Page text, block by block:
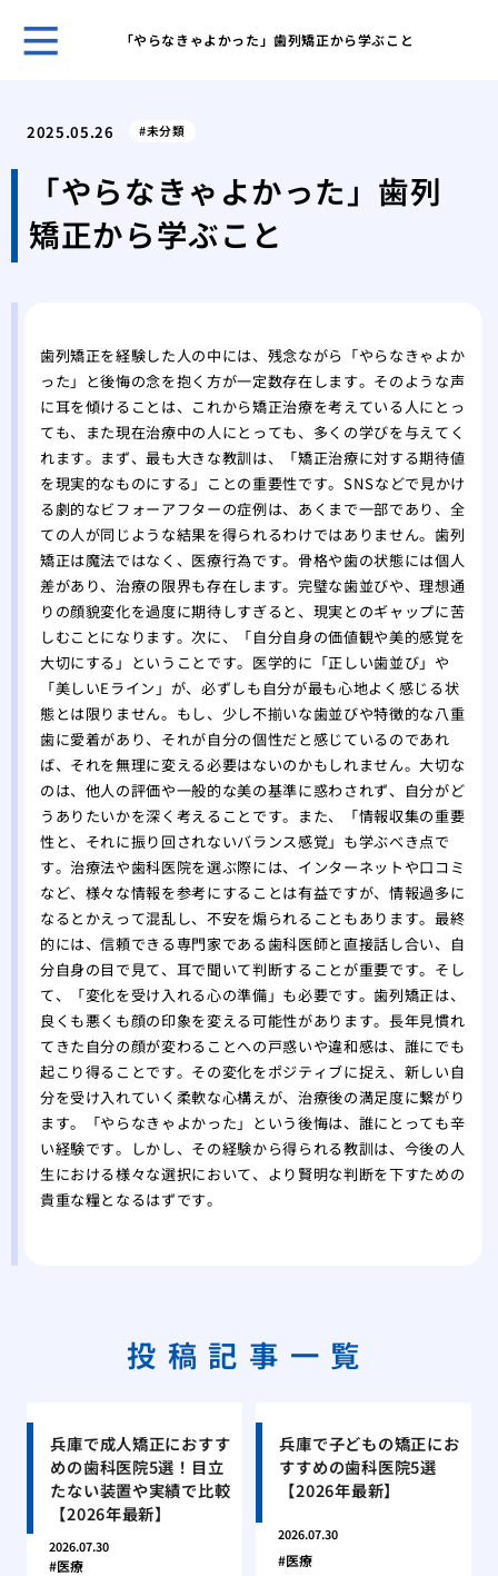
「やらなきゃよかった」歯列矯正から学ぶこと
注
2025.05.26 未分類
「やらなきゃよかった」歯列
矯正から学ぶこと
歯列矯正を経験した人の中には、残念ながら「やらなきゃよか
った」と後悔の念を抱く方が一定数存在します。そのような声
に耳を傾けることは、これから矯正治療を考えている人にとっ
ても、また現在治療中の人にとっても、多くの学びを与えてく
れます。まず、最も大きな教訓は、「矯正治療に対する期待値
を現実的なものにする」ことの重要性です。SNSなどで見かけ
る劇的なビフォーアフターの症例は、あくまで一部であり、全
ての人が同じような結果を得られるわけではありません。歯列
矯正は魔法ではなく、医療行為です。骨格や歯の状態には個人
差があり、治療の限界も存在します。完璧な歯並びや、理想通
りの顔貌変化を過度に期待しすぎると、現実とのギャップに苦
しむことになります。次に、「自分自身の価値観や美的感覚を
大切にする」ということです。医学的に「正しい歯並び」や
「美しいEライン」が、必ずしも自分が最も心地よく感じる状
態とは限りません。もし、少し不揃いな歯並びや特徴的な八重
歯に愛着があり、それが自分の個性だと感じているのであれ
ば、それを無理に変える必要はないのかもしれません。大切な
のは、他人の評価や一般的な美の基準に惑わされず、自分がど
うありたいかを深く考えることです。また、「情報収集の重要
性と、それに振り回されないバランス感覚」も学ぶべき点で
す。治療法や歯科医院を選ぶ際には、インターネットや口コミ
など、様々な情報を参考にすることは有益ですが、情報過多に
なるとかえって混乱し、不安を煽られることもあります。最終
的には、信頼できる専門家である歯科医師と直接話し合い、自
分自身の目で見て、耳で聞いて判断することが重要です。そし
て、「変化を受け入れる心の準備」も必要です。歯列矯正は、
良くも悪くも顔の印象を変える可能性があります。長年見慣れ
てきた自分の顔が変わることへの戸惑いや違和感は、誰にでも
起こり得ることです。その変化をポジティブに捉え、新しい自
分を受け入れていく柔軟な心構えが、治療後の満足度に繋がり
ます。「やらなきゃよかった」という後悔は、誰にとっても辛
い経験です。しかし、その経験から得られる教訓は、今後の人
生における様々な選択において、より賢明な判断を下すための
貴重な糧となるはずです。
投稿記事一覧
兵庫で成人矯正におすす
めの歯科医院5選！目立
たない装置や実績で比較
【2026年最新】
2026.07.30
医療
兵庫で子どもの矯正にお
すすめの歯科医院5選
【2026年最新】
2026.07.30
医療